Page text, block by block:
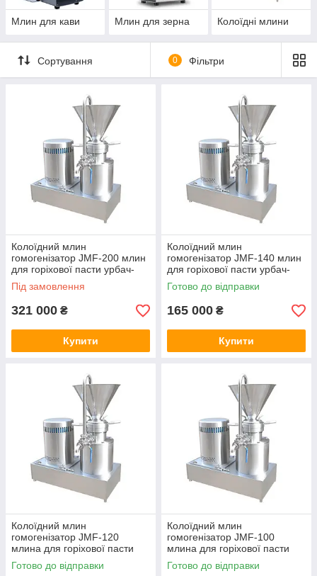
Млин для кави Млин для зерна Колоїдні млини
Сортування 0 Фільтри
Колоїдний млин
гомогенізатор JMF-200 млин
для горіхової пасти урбач-
паста з арахісу льону
Під замовлення
321 000 ₴
Купити
Колоїдний млин
гомогенізатор JMF-140 млин
для горіхової пасти урбач-
паста з арахісу льону
Готово до відправки
165 000 ₴
Купити
Колоїдний млин
гомогенізатор JMF-120
млина для горіхової пасти
урбач-паста з арахісу льону
Готово до відправки
Колоїдний млин
гомогенізатор JMF-100
млина для горіхової пасти
урбач-паста з арахісу льону
Готово до відправки